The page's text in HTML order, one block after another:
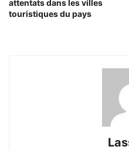
attentats dans les villes
touristiques du pays